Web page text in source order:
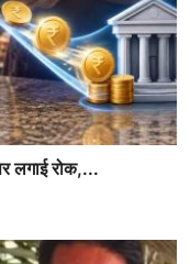
लगाई रोक,...